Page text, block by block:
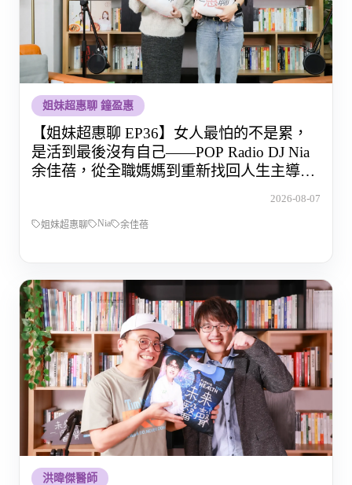
姐妹超惠聊 鐘盈惠
【姐妹超惠聊 EP36】女人最怕的不是累，
是活到最後沒有自己——POP Radio DJ Nia
余佳蓓，從全職媽媽到重新找回人生主導權
2026-08-07
姐妹超惠聊 Nia 余佳蓓
洪暐傑醫師